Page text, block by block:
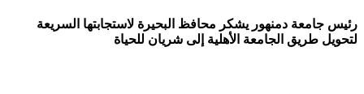
رئيس جامعة دمنهور يشكر محافظ البحيرة لاستجابتها السريعة
لتحويل طريق الجامعة الأهلية إلى شريان للحياة